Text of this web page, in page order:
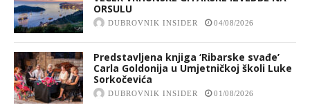
ORSULU
DUBROVNIK INSIDER 04/08/2026
Predstavljena knjiga ‘Ribarske svađe’
Carla Goldonija u Umjetničkoj školi Luke
Sorkočevića
DUBROVNIK INSIDER 01/08/2026